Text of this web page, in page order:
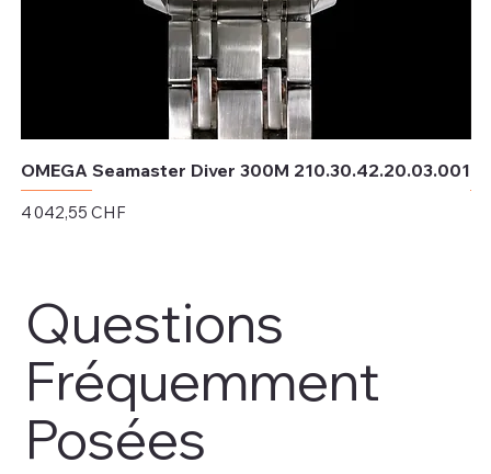
OMEGA Seamaster Diver 300M 210.30.42.20.03.001
Prix
4 042,55 CHF
Questions
Fréquemment
Posées